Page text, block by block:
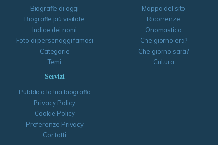
Biografie di oggi
Biografie più visitate
Indice dei nomi
Foto di personaggi famosi
Categorie
Temi
Mappa del sito
Ricorrenze
Onomastico
Che giorno era?
Che giorno sarà?
Cultura
Servizi
Pubblica la tua biografia
Privacy Policy
Cookie Policy
Preferenze Privacy
Contatti